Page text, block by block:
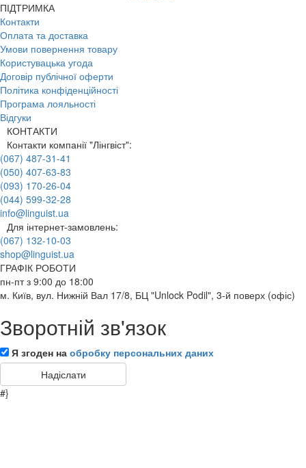
ПІДТРИМКА
Контакти
Оплата та доставка
Умови повернення товару
Користувацька угода
Договір публічної оферти
Політика конфіденційності
Програма лояльності
Відгуки
КОНТАКТИ
Контакти компанії "Лінгвіст":
(067) 487-31-41
(050) 407-63-83
(093) 170-26-04
(044) 599-32-28
info@linguist.ua
Для інтернет-замовлень:
(067) 132-10-03
shop@linguist.ua
ГРАФІК РОБОТИ
пн-пт з 9:00 до 18:00
м. Київ, вул. Нижній Вал 17/8, БЦ "Unlock Podil", 3-й поверх (офіс)
Зворотній зв'язок
Я згоден на обробку персональних даних
#}